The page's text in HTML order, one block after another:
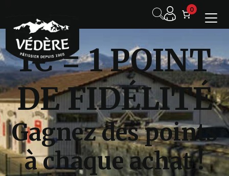
0
1€ = 1 POINT
DE FIDÉLITÉ
Gagnez des points
à chaque achat !